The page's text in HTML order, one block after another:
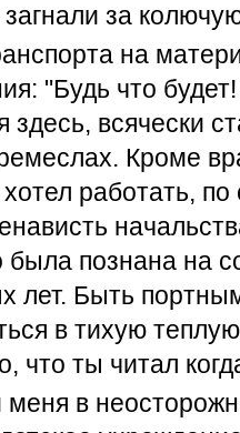
за
на
"Будь что
здесь, всячески
Кроме
работать,
познана на
лет. Быть
в тихую
что ты читал
меня в